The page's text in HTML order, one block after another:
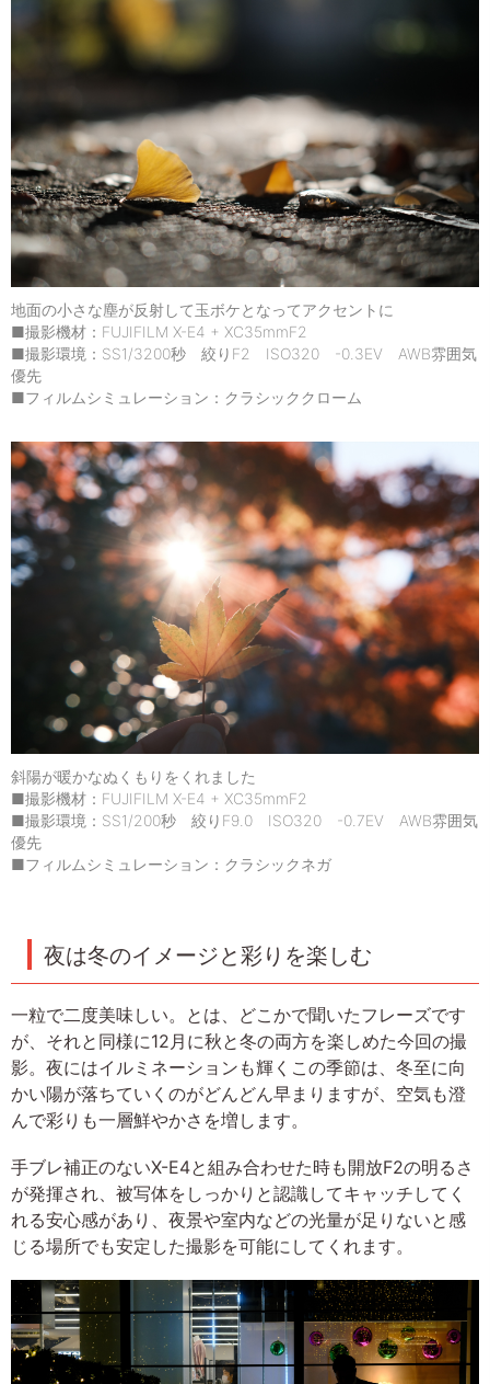
地面の小さな塵が反射して玉ボケとなってアクセントに
■撮影機材：FUJIFILM X-E4 + XC35mmF2
■撮影環境：SS1/3200秒 絞りF2 ISO320 -0.3EV AWB雰囲気
優先
■フィルムシミュレーション：クラシッククローム
斜陽が暖かなぬくもりをくれました
■撮影機材：FUJIFILM X-E4 + XC35mmF2
■撮影環境：SS1/200秒 絞りF9.0 ISO320 -0.7EV AWB雰囲気
優先
■フィルムシミュレーション：クラシックネガ
夜は冬のイメージと彩りを楽しむ
一粒で二度美味しい。とは、どこかで聞いたフレーズです
が、それと同様に12月に秋と冬の両方を楽しめた今回の撮
影。夜にはイルミネーションも輝くこの季節は、冬至に向
かい陽が落ちていくのがどんどん早まりますが、空気も澄
んで彩りも一層鮮やかさを増します。
手ブレ補正のないX-E4と組み合わせた時も開放F2の明るさ
が発揮され、被写体をしっかりと認識してキャッチしてく
れる安心感があり、夜景や室内などの光量が足りないと感
じる場所でも安定した撮影を可能にしてくれます。